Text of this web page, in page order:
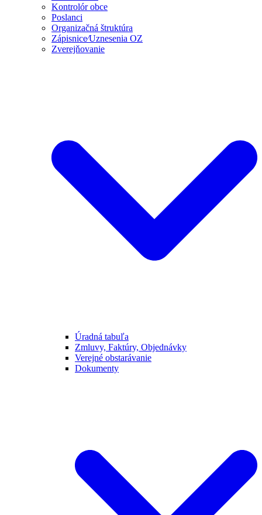
Kontrolór obce
Poslanci
Organizačná štruktúra
Zápisnice⁄Uznesenia OZ
Zverejňovanie
Úradná tabuľa
Zmluvy, Faktúry, Objednávky
Verejné obstarávanie
Dokumenty